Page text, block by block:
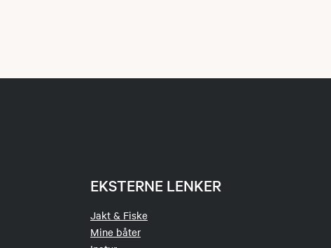
EKSTERNE LENKER
Jakt & Fiske
Mine båter